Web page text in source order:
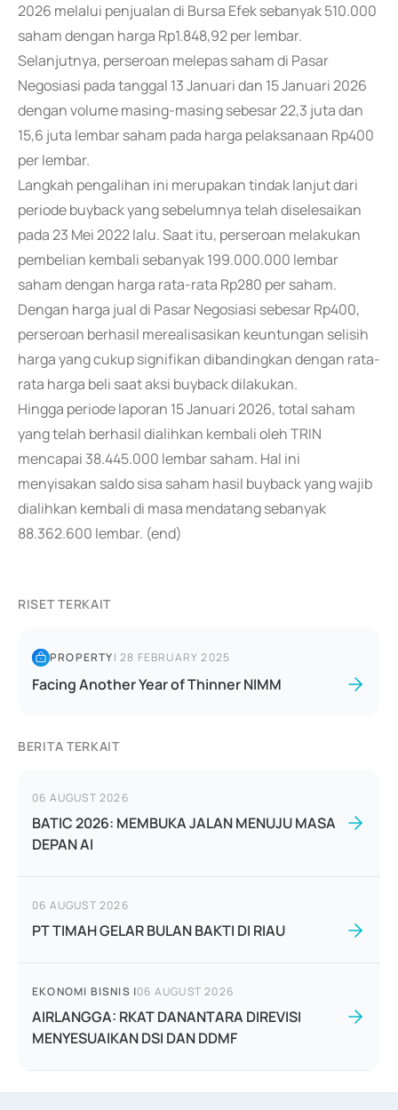
2026 melalui penjualan di Bursa Efek sebanyak 510.000
saham dengan harga Rp1.848,92 per lembar.
Selanjutnya, perseroan melepas saham di Pasar
Negosiasi pada tanggal 13 Januari dan 15 Januari 2026
dengan volume masing-masing sebesar 22,3 juta dan
15,6 juta lembar saham pada harga pelaksanaan Rp400
per lembar.
Langkah pengalihan ini merupakan tindak lanjut dari
periode buyback yang sebelumnya telah diselesaikan
pada 23 Mei 2022 lalu. Saat itu, perseroan melakukan
pembelian kembali sebanyak 199.000.000 lembar
saham dengan harga rata-rata Rp280 per saham.
Dengan harga jual di Pasar Negosiasi sebesar Rp400,
perseroan berhasil merealisasikan keuntungan selisih
harga yang cukup signifikan dibandingkan dengan rata-
rata harga beli saat aksi buyback dilakukan.
Hingga periode laporan 15 Januari 2026, total saham
yang telah berhasil dialihkan kembali oleh TRIN
mencapai 38.445.000 lembar saham. Hal ini
menyisakan saldo sisa saham hasil buyback yang wajib
dialihkan kembali di masa mendatang sebanyak
88.362.600 lembar. (end)
RISET TERKAIT
PROPERTY|28 FEBRUARY 2025
Facing Another Year of Thinner NIMM
BERITA TERKAIT
06 AUGUST 2026
BATIC 2026: MEMBUKA JALAN MENUJU MASA
DEPAN AI
06 AUGUST 2026
PT TIMAH GELAR BULAN BAKTI DI RIAU
EKONOMI BISNIS |06 AUGUST 2026
AIRLANGGA: RKAT DANANTARA DIREVISI
MENYESUAIKAN DSI DAN DDMF